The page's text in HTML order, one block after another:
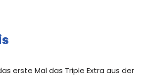
erste Mal das Triple Extra aus der